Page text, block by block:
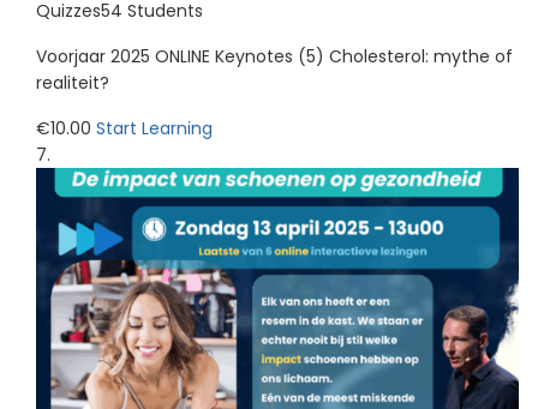
Quizzes54 Students
Voorjaar 2025 ONLINE Keynotes (5) Cholesterol: mythe of
realiteit?
€10.00 Start Learning